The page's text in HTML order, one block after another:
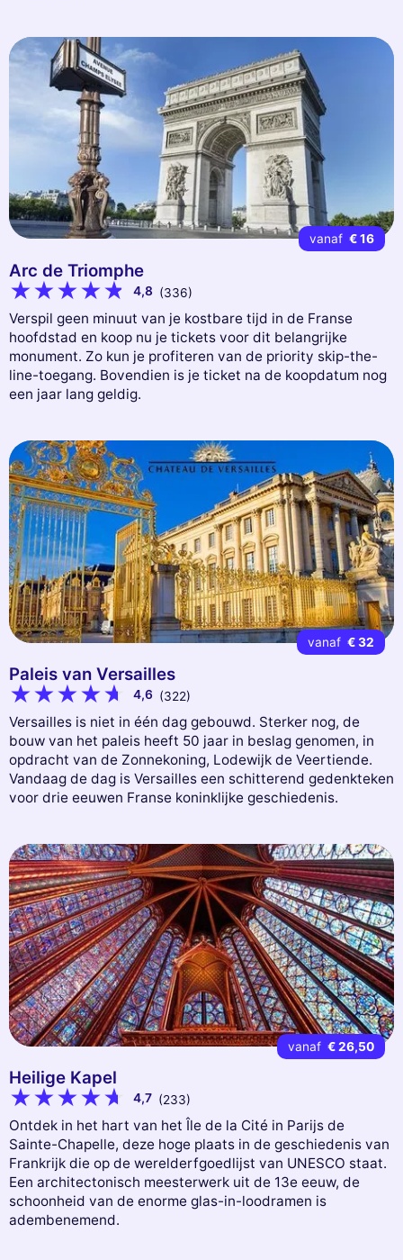
vanaf € 16
Arc de Triomphe
4,8 (336)
Verspil geen minuut van je kostbare tijd in de Franse
hoofdstad en koop nu je tickets voor dit belangrijke
monument. Zo kun je profiteren van de priority skip-the-
line-toegang. Bovendien is je ticket na de koopdatum nog
een jaar lang geldig.
vanaf € 32
Paleis van Versailles
4,6 (322)
Versailles is niet in één dag gebouwd. Sterker nog, de
bouw van het paleis heeft 50 jaar in beslag genomen, in
opdracht van de Zonnekoning, Lodewijk de Veertiende.
Vandaag de dag is Versailles een schitterend gedenkteken
voor drie eeuwen Franse koninklijke geschiedenis.
vanaf € 26,50
Heilige Kapel
4,7 (233)
Ontdek in het hart van het Île de la Cité in Parijs de
Sainte-Chapelle, deze hoge plaats in de geschiedenis van
Frankrijk die op de werelderfgoedlijst van UNESCO staat.
Een architectonisch meesterwerk uit de 13e eeuw, de
schoonheid van de enorme glas-in-loodramen is
adembenemend.